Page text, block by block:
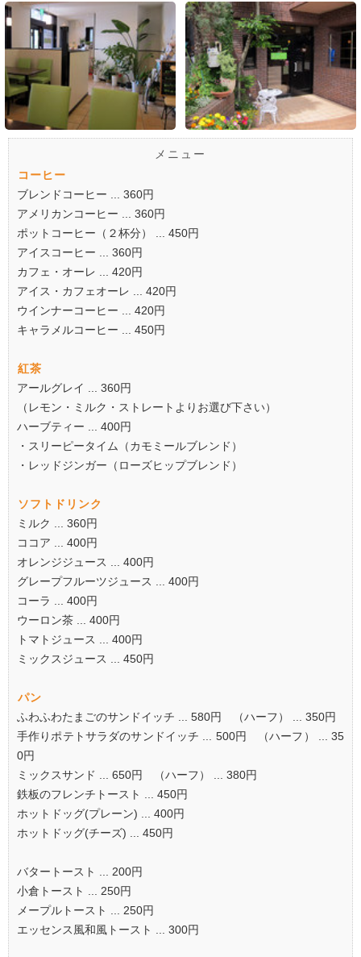
メニュー
コーヒー
ブレンドコーヒー ... 360円
アメリカンコーヒー ... 360円
ポットコーヒー（２杯分） ... 450円
アイスコーヒー ... 360円
カフェ・オーレ ... 420円
アイス・カフェオーレ ... 420円
ウインナーコーヒー ... 420円
キャラメルコーヒー ... 450円
紅茶
アールグレイ ... 360円
（レモン・ミルク・ストレートよりお選び下さい）
ハーブティー ... 400円
・スリーピータイム（カモミールブレンド）
・レッドジンガー（ローズヒップブレンド）
ソフトドリンク
ミルク ... 360円
ココア ... 400円
オレンジジュース ... 400円
グレープフルーツジュース ... 400円
コーラ ... 400円
ウーロン茶 ... 400円
トマトジュース ... 400円
ミックスジュース ... 450円
パン
ふわふわたまごのサンドイッチ ... 580円 （ハーフ） ... 350円
手作りポテトサラダのサンドイッチ ... 500円 （ハーフ） ... 35
0円
ミックスサンド ... 650円 （ハーフ） ... 380円
鉄板のフレンチトースト ... 450円
ホットドッグ(プレーン) ... 400円
ホットドッグ(チーズ) ... 450円
バタートースト ... 200円
小倉トースト ... 250円
メープルトースト ... 250円
エッセンス風和風トースト ... 300円